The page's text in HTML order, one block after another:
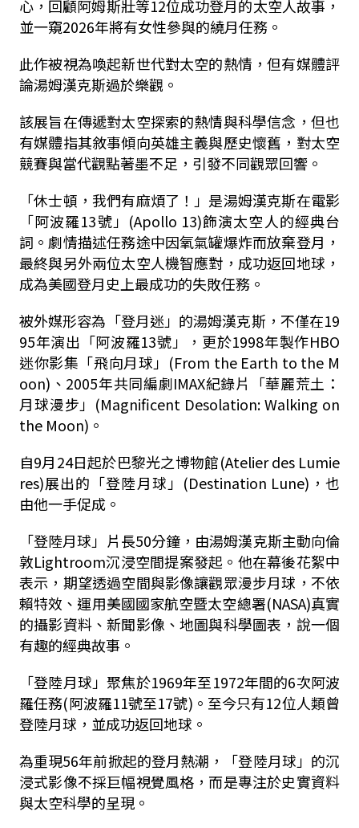
心，回顧阿姆斯壯等12位成功登月的太空人故事，
並一窺2026年將有女性參與的繞月任務。
此作被視為喚起新世代對太空的熱情，但有媒體評
論湯姆漢克斯過於樂觀。
該展旨在傳遞對太空探索的熱情與科學信念，但也
有媒體指其敘事傾向英雄主義與歷史懷舊，對太空
競賽與當代觀點著墨不足，引發不同觀眾回響。
「休士頓，我們有麻煩了！」是湯姆漢克斯在電影
「阿波羅13號」(Apollo 13)飾演太空人的經典台
詞。劇情描述任務途中因氧氣罐爆炸而放棄登月，
最終與另外兩位太空人機智應對，成功返回地球，
成為美國登月史上最成功的失敗任務。
被外媒形容為「登月迷」的湯姆漢克斯，不僅在19
95年演出「阿波羅13號」，更於1998年製作HBO
迷你影集「飛向月球」(From the Earth to the M
oon)、2005年共同編劇IMAX紀錄片「華麗荒土：
月球漫步」(Magnificent Desolation: Walking on
the Moon)。
自9月24日起於巴黎光之博物館(Atelier des Lumie
res)展出的「登陸月球」(Destination Lune)，也
由他一手促成。
「登陸月球」片長50分鐘，由湯姆漢克斯主動向倫
敦Lightroom沉浸空間提案發起。他在幕後花絮中
表示，期望透過空間與影像讓觀眾漫步月球，不依
賴特效、運用美國國家航空暨太空總署(NASA)真實
的攝影資料、新聞影像、地圖與科學圖表，說一個
有趣的經典故事。
「登陸月球」聚焦於1969年至1972年間的6次阿波
羅任務(阿波羅11號至17號)。至今只有12位人類曾
登陸月球，並成功返回地球。
為重現56年前掀起的登月熱潮，「登陸月球」的沉
浸式影像不採巨幅視覺風格，而是專注於史實資料
與太空科學的呈現。